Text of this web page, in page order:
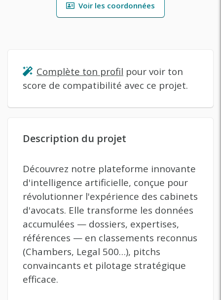
Voir les coordonnées
Complète ton profil pour voir ton
score de compatibilité avec ce projet.
Description du projet
Découvrez notre plateforme innovante
d'intelligence artificielle, conçue pour
révolutionner l'expérience des cabinets
d'avocats. Elle transforme les données
accumulées — dossiers, expertises,
références — en classements reconnus
(Chambers, Legal 500…), pitchs
convaincants et pilotage stratégique
efficace.